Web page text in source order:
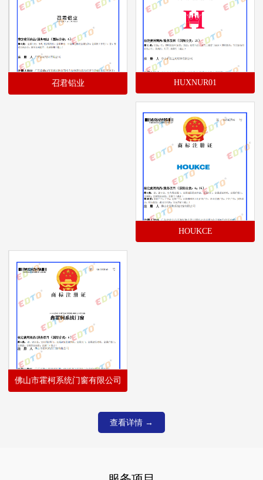
召君铝业 HUXNUR01
HOUKCE
佛山市霍柯系统门窗有限公司
查看详情 →